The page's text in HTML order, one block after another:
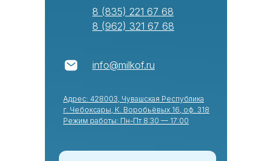
Адрес: 428003, Чувашская Республика
г. Чебоксары, К. Воробьёвых 16, оф. 318
Режим работы: Пн-Пт 8:30 — 17:00
8 (835) 221 67 68
8 (962) 321 67 68
info@milkof.ru